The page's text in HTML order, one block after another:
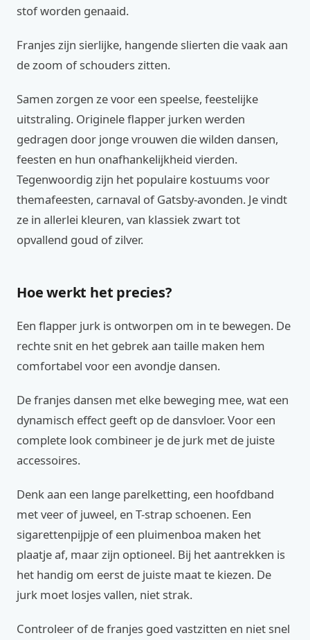
stof worden genaaid.
Franjes zijn sierlijke, hangende slierten die vaak aan
de zoom of schouders zitten.
Samen zorgen ze voor een speelse, feestelijke
uitstraling. Originele flapper jurken werden
gedragen door jonge vrouwen die wilden dansen,
feesten en hun onafhankelijkheid vierden.
Tegenwoordig zijn het populaire kostuums voor
themafeesten, carnaval of Gatsby-avonden. Je vindt
ze in allerlei kleuren, van klassiek zwart tot
opvallend goud of zilver.
Hoe werkt het precies?
Een flapper jurk is ontworpen om in te bewegen. De
rechte snit en het gebrek aan taille maken hem
comfortabel voor een avondje dansen.
De franjes dansen met elke beweging mee, wat een
dynamisch effect geeft op de dansvloer. Voor een
complete look combineer je de jurk met de juiste
accessoires.
Denk aan een lange parelketting, een hoofdband
met veer of juweel, en T-strap schoenen. Een
sigarettenpijpje of een pluimenboa maken het
plaatje af, maar zijn optioneel. Bij het aantrekken is
het handig om eerst de juiste maat te kiezen. De
jurk moet losjes vallen, niet strak.
Controleer of de franjes goed vastzitten en niet snel